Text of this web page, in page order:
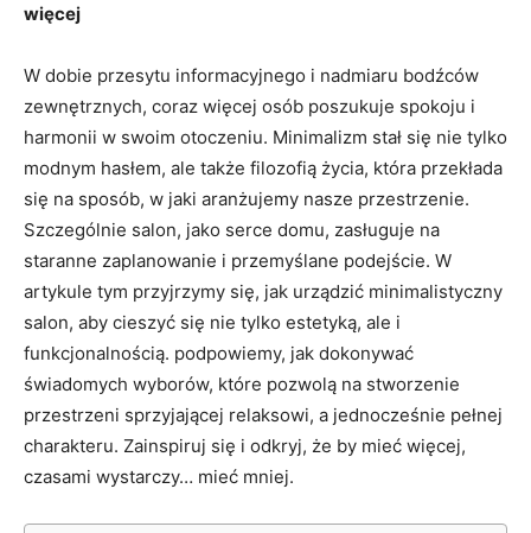
więcej
W⁤ dobie przesytu informacyjnego i nadmiaru bodźców
zewnętrznych, coraz więcej osób poszukuje ‌spokoju⁣ i⁣
harmonii w swoim otoczeniu. Minimalizm stał się nie tylko⁤
modnym hasłem, ale ⁣także filozofią życia, która⁣ przekłada
⁤się⁣ na‍ sposób, w jaki ⁤aranżujemy nasze‍ przestrzenie.
Szczególnie salon, ​jako serce domu,⁤ zasługuje ‌na
staranne zaplanowanie ‌i przemyślane⁢ podejście. W
⁢artykule ‌tym⁤ przyjrzymy się, jak urządzić minimalistyczny
salon, aby cieszyć⁣ się⁣ nie tylko estetyką, ale i
funkcjonalnością. podpowiemy, jak ​dokonywać
świadomych⁤ wyborów, które pozwolą ​na stworzenie⁢
przestrzeni⁢ sprzyjającej relaksowi, ⁤a jednocześnie ‌pełnej
charakteru. Zainspiruj się i odkryj, że by mieć więcej,
czasami wystarczy… mieć mniej.